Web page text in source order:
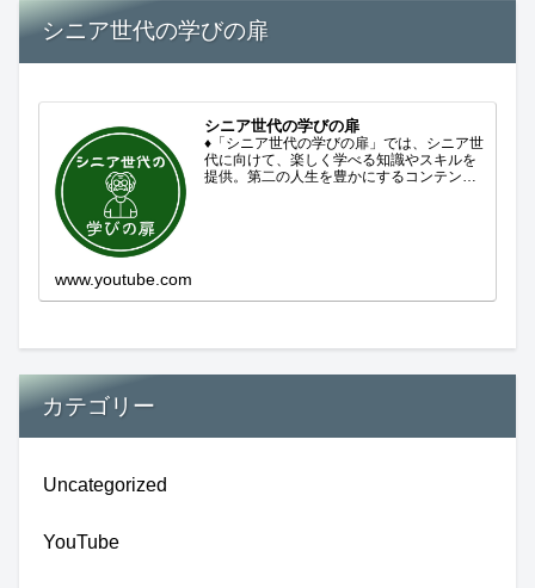
シニア世代の学びの扉
シニア世代の学びの扉
♦「シニア世代の学びの扉」では、シニア世
代に向けて、楽しく学べる知識やスキルを
提供。第二の人生を豊かにするコンテンツ
www.youtube.com
カテゴリー
Uncategorized
YouTube